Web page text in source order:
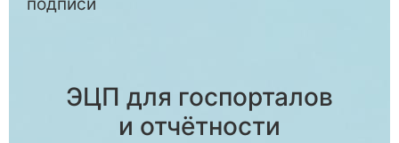
ЭЦП для госпорталов
и отчётности